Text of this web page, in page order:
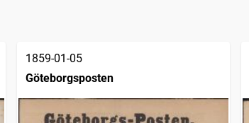
1859-01-05
Göteborgsposten